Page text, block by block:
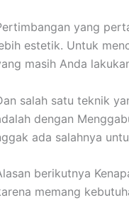
yang
estetik. Untuk
masih Anda
salah satu teknik
dengan
ada salahnya
berikutnya
memang